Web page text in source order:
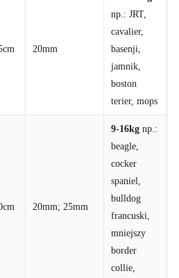
20mm
np.: JRT,
cavalier,
basenji,
jamnik,
boston
terier, mops
20mm; 25mm
9-16kg np.:
beagle,
cocker
spaniel,
bulldog
francuski,
mniejszy
border
collie,